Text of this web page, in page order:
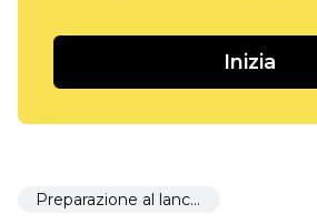
Inizia
Preparazione al lancio